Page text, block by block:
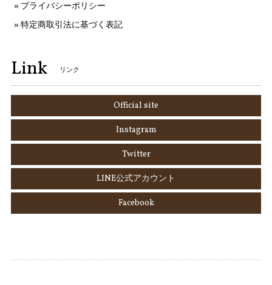
プライバシーポリシー
特定商取引法に基づく表記
Link リンク
Official site
Instagram
Twitter
LINE公式アカウント
Facebook